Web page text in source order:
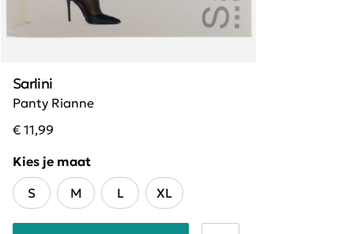
Panty Rianne
Sarlini
€ 11,99
Kies je maat
S
M L XL